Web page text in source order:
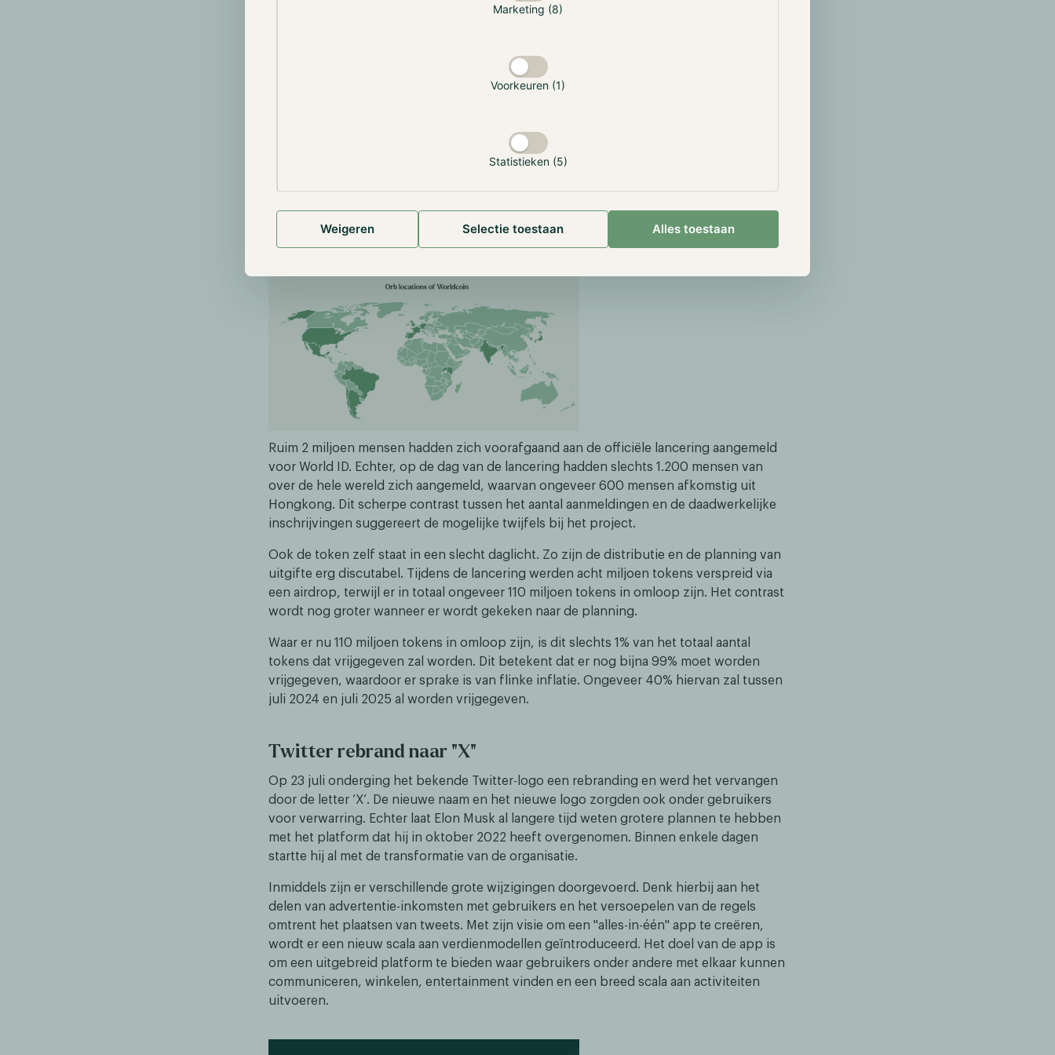
Marketing (8)
Voorkeuren (1)
Statistieken (5)
Weigeren Selectie toestaan Alles toestaan
achter Worldcoin zit. Het hoofddoel van deze cryptocurrency is het bieden van een
World ID biedt geverifieerde gebruikers de kans om de nieuwe cryptocurrency te
uitgevoerd op specifieke locaties met behulp van een apparaat genaamd "Orb", dat op
dit moment beschikbaar is in 20 landen. Na volledige verificatie ontvangen gebruikers
beweert de organisatie geen persoonlijke informatie te verzamelen en de biometrische
gegevens op verzoek van de gebruiker te verwijderen.
Ruim 2 miljoen mensen hadden zich voorafgaand aan de officiële lancering aangemeld
voor World ID. Echter, op de dag van de lancering hadden slechts 1.200 mensen van
over de hele wereld zich aangemeld, waarvan ongeveer 600 mensen afkomstig uit
Hongkong. Dit scherpe contrast tussen het aantal aanmeldingen en de daadwerkelijke
inschrijvingen suggereert de mogelijke twijfels bij het project.
Ook de token zelf staat in een slecht daglicht. Zo zijn de distributie en de planning van
uitgifte erg discutabel. Tijdens de lancering werden acht miljoen tokens verspreid via
een airdrop, terwijl er in totaal ongeveer 110 miljoen tokens in omloop zijn. Het contrast
wordt nog groter wanneer er wordt gekeken naar de planning.
Waar er nu 110 miljoen tokens in omloop zijn, is dit slechts 1% van het totaal aantal
tokens dat vrijgegeven zal worden. Dit betekent dat er nog bijna 99% moet worden
vrijgegeven, waardoor er sprake is van flinke inflatie. Ongeveer 40% hiervan zal tussen
juli 2024 en juli 2025 al worden vrijgegeven.
Twitter rebrand naar "X"
Op 23 juli onderging het bekende Twitter-logo een rebranding en werd het vervangen
door de letter ‘X’. De nieuwe naam en het nieuwe logo zorgden ook onder gebruikers
voor verwarring. Echter laat Elon Musk al langere tijd weten grotere plannen te hebben
met het platform dat hij in oktober 2022 heeft overgenomen. Binnen enkele dagen
startte hij al met de transformatie van de organisatie.
Inmiddels zijn er verschillende grote wijzigingen doorgevoerd. Denk hierbij aan het
delen van advertentie-inkomsten met gebruikers en het versoepelen van de regels
omtrent het plaatsen van tweets. Met zijn visie om een "alles-in-één" app te creëren,
wordt er een nieuw scala aan verdienmodellen geïntroduceerd. Het doel van de app is
om een uitgebreid platform te bieden waar gebruikers onder andere met elkaar kunnen
communiceren, winkelen, entertainment vinden en een breed scala aan activiteiten
uitvoeren.